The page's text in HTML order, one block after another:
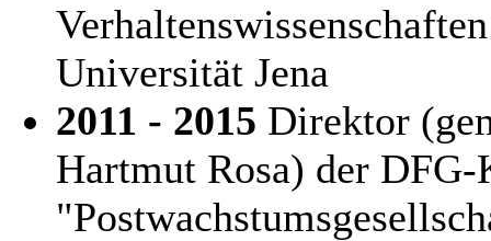
Universität Jena
2011 - 2015 Direktor
Hartmut Rosa) der